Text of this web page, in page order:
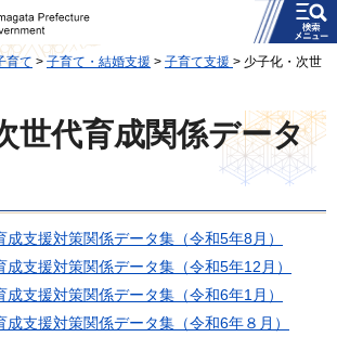
メニュー
育て > 子育て・結婚支援 > 子育て支援 > 少子化・次世
世代育成関係データ
成支援対策関係データ集（令和5年8月）
成支援対策関係データ集（令和5年12月）
成支援対策関係データ集（令和6年1月）
成支援対策関係データ集（令和6年８月）